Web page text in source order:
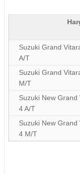
Suzuki Grand
A/T
Suzuki Grand
M/T
Suzuki New Grand
4 A/T
Suzuki New Grand
4 M/T